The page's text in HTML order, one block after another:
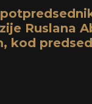
Ruslana
kod